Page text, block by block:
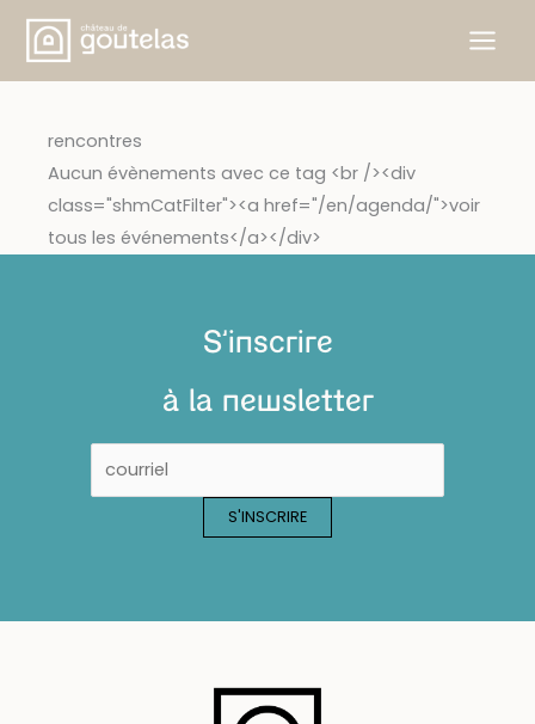
Skip
content
rencontres
Aucun évènements avec ce tag <br /><div
class="shmCatFilter"><a href="/en/agenda/">voir
tous les événements</a></div>
S'inscrire
à la newsletter